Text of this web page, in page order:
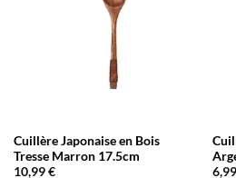
Cuillère Japonaise en Bois
Tresse Marron 17.5cm
10,99€
6,99